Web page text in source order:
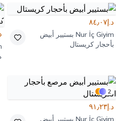
د.إ٨٤٫٠٧
Nur İç Giyim بستيير أبيض
بأحجار كريستال
2
د.إ٩١٫٢٣
Nur İç Giyim بستيير أبيض